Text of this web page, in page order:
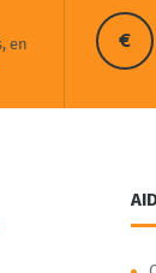
en
€